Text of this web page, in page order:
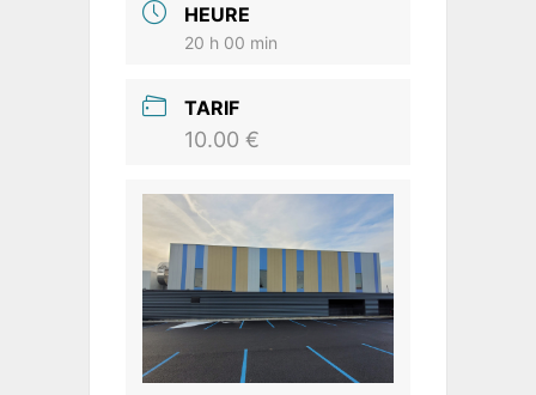
HEURE
20 h 00 min
TARIF
10.00 €